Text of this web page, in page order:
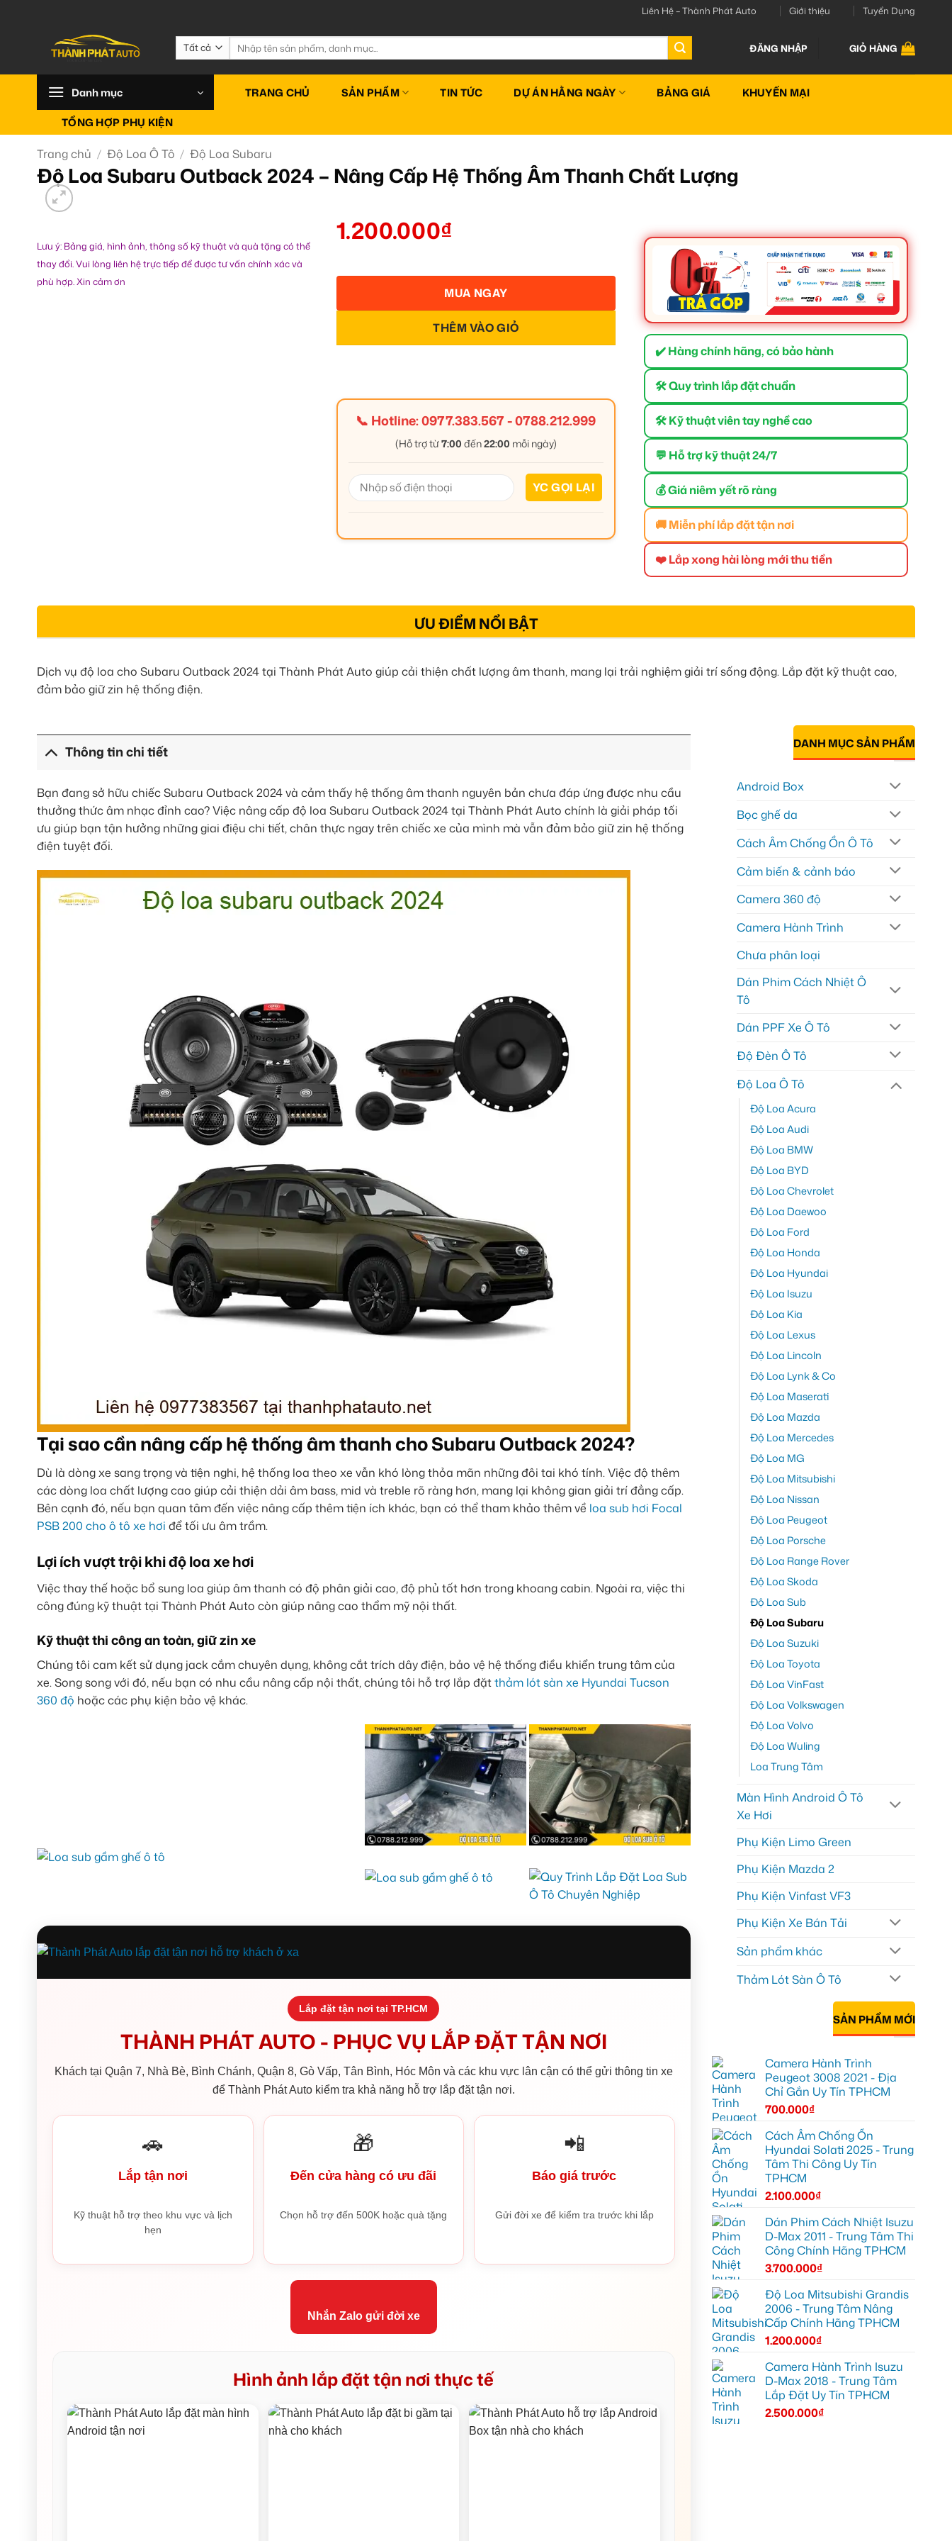
Liên Hệ – Thành Phát Auto Giới thiệu Tuyển Dụng
Tìm
kiếm:
ĐĂNG NHẬP GIỎ HÀNG
Danh mục TRANG CHỦ SẢN PHẨM TIN TỨC DỰ ÁN HẰNG NGÀY BẢNG GIÁ KHUYẾN MẠI
TỔNG HỢP PHỤ KIỆN
Trang chủ / Độ Loa Ô Tô / Độ Loa Subaru
Độ Loa Subaru Outback 2024 – Nâng Cấp Hệ Thống Âm Thanh Chất Lượng
Lưu ý: Bảng giá, hình ảnh, thông số kỹ thuật và quà tặng có thể
thay đổi. Vui lòng liên hệ trực tiếp để được tư vấn chính xác và
phù hợp. Xin cảm ơn
1.200.000₫
THÊM VÀO GIỎ
MUA NGAY
📞 Hotline:0977.383.567-0788.212.999
(Hỗ trợ từ7:00 đến22:00 mỗi ngày)
✔️ Hàng chính hãng, có bảo hành
🛠 Quy trình lắp đặt chuẩn
🛠 Kỹ thuật viên tay nghề cao
💬 Hỗ trợ kỹ thuật 24/7
💰 Giá niêm yết rõ ràng
🚚 Miễn phí lắp đặt tận nơi
❤️ Lắp xong hài lòng mới thu tiền
ƯU ĐIỂM NỔI BẬT
Dịch vụ độ loa cho Subaru Outback 2024 tại Thành Phát Auto giúp cải thiện chất lượng âm thanh, mang lại trải nghiệm giải trí sống động. Lắp đặt kỹ thuật cao,
đảm bảo giữ zin hệ thống điện.
Thông tin chi tiết
Bạn đang sở hữu chiếc Subaru Outback 2024 và cảm thấy hệ thống âm thanh nguyên bản chưa đáp ứng được nhu cầu
thưởng thức âm nhạc đỉnh cao? Việc nâng cấp độ loa Subaru Outback 2024 tại Thành Phát Auto chính là giải pháp tối
ưu giúp bạn tận hưởng những giai điệu chi tiết, chân thực ngay trên chiếc xe của mình mà vẫn đảm bảo giữ zin hệ thống
điện tuyệt đối.
Tại sao cần nâng cấp hệ thống âm thanh cho Subaru Outback 2024?
Dù là dòng xe sang trọng và tiện nghi, hệ thống loa theo xe vẫn khó lòng thỏa mãn những đôi tai khó tính. Việc độ thêm
các dòng loa chất lượng cao giúp cải thiện dải âm bass, mid và treble rõ ràng hơn, mang lại không gian giải trí đẳng cấp.
Bên cạnh đó, nếu bạn quan tâm đến việc nâng cấp thêm tiện ích khác, bạn có thể tham khảo thêm về loa sub hơi Focal
PSB 200 cho ô tô xe hơi để tối ưu âm trầm.
Lợi ích vượt trội khi độ loa xe hơi
Việc thay thế hoặc bổ sung loa giúp âm thanh có độ phân giải cao, độ phủ tốt hơn trong khoang cabin. Ngoài ra, việc thi
công đúng kỹ thuật tại Thành Phát Auto còn giúp nâng cao thẩm mỹ nội thất.
Kỹ thuật thi công an toàn, giữ zin xe
Chúng tôi cam kết sử dụng jack cắm chuyên dụng, không cắt trích dây điện, bảo vệ hệ thống điều khiển trung tâm của
xe. Song song với đó, nếu bạn có nhu cầu nâng cấp nội thất, chúng tôi hỗ trợ lắp đặtthảm lót sàn xe Hyundai Tucson
360 độ hoặc các phụ kiện bảo vệ khác.
Lắp đặt tận nơi tại TP.HCM
THÀNH PHÁT AUTO - PHỤC VỤ LẮP ĐẶT TẬN NƠI
Khách tại Quận 7, Nhà Bè, Bình Chánh, Quận 8, Gò Vấp, Tân Bình, Hóc Môn và các khu vực lân cận có thể gửi thông tin xe
để Thành Phát Auto kiểm tra khả năng hỗ trợ lắp đặt tận nơi.
🚗
Lắp tận nơi
Kỹ thuật hỗ trợ theo khu vực và lịch
hẹn
🎁
Đến cửa hàng có ưu đãi
Chọn hỗ trợ đến 500K hoặc quà tặng
📲
Báo giá trước
Gửi đời xe để kiểm tra trước khi lắp
Nhắn Zalo gửi đời xe
Hình ảnh lắp đặt tận nơi thực tế
DANH MỤC SẢN PHẨM
Android Box
Bọc ghế da
Cách Âm Chống Ồn Ô Tô
Cảm biến & cảnh báo
Camera 360 độ
Camera Hành Trình
Chưa phân loại
Dán Phim Cách Nhiệt Ô
Tô
Dán PPF Xe Ô Tô
Độ Đèn Ô Tô
Độ Loa Ô Tô
Độ Loa Acura
Độ Loa Audi
Độ Loa BMW
Độ Loa BYD
Độ Loa Chevrolet
Độ Loa Daewoo
Độ Loa Ford
Độ Loa Honda
Độ Loa Hyundai
Độ Loa Isuzu
Độ Loa Kia
Độ Loa Lexus
Độ Loa Lincoln
Độ Loa Lynk & Co
Độ Loa Maserati
Độ Loa Mazda
Độ Loa Mercedes
Độ Loa MG
Độ Loa Mitsubishi
Độ Loa Nissan
Độ Loa Peugeot
Độ Loa Porsche
Độ Loa Range Rover
Độ Loa Skoda
Độ Loa Sub
Độ Loa Subaru
Độ Loa Suzuki
Độ Loa Toyota
Độ Loa VinFast
Độ Loa Volkswagen
Độ Loa Volvo
Độ Loa Wuling
Loa Trung Tâm
Màn Hình Android Ô Tô
Xe Hơi
Phụ Kiện Limo Green
Phụ Kiện Mazda 2
Phụ Kiện Vinfast VF3
Phụ Kiện Xe Bán Tải
Sản phẩm khác
Thảm Lót Sàn Ô Tô
SẢN PHẨM MỚI
Camera Hành Trình
Peugeot 3008 2021 - Địa
Chỉ Gắn Uy Tín TPHCM
700.000₫
Cách Âm Chống Ồn
Hyundai Solati 2025 - Trung
Tâm Thi Công Uy Tín
TPHCM
2.100.000₫
Dán Phim Cách Nhiệt Isuzu
D-Max 2011 - Trung Tâm Thi
Công Chính Hãng TPHCM
3.700.000₫
Độ Loa Mitsubishi Grandis
2006 - Trung Tâm Nâng
Cấp Chính Hãng TPHCM
1.200.000₫
Camera Hành Trình Isuzu
D-Max 2018 - Trung Tâm
Lắp Đặt Uy Tín TPHCM
2.500.000₫